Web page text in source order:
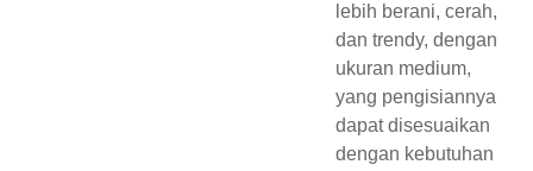
lebih berani, cerah,
dan trendy, dengan
ukuran medium,
yang pengisiannya
dapat disesuaikan
dengan kebutuhan